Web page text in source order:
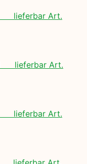
lieferbar Art.
lieferbar Art.
lieferbar Art.